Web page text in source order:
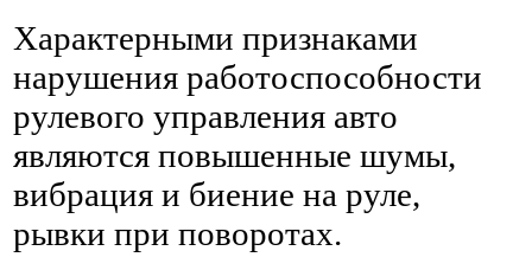
Характерными признаками
нарушения работоспособности
рулевого управления авто
являются повышенные шумы,
вибрация и биение на руле,
рывки при поворотах.